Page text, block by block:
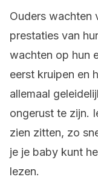
Ouders wachten
prestaties van
wachten op hun
eerst kruipen en
allemaal
ongerust te zijn.
zien zitten, zo
je je baby kunt
lezen.